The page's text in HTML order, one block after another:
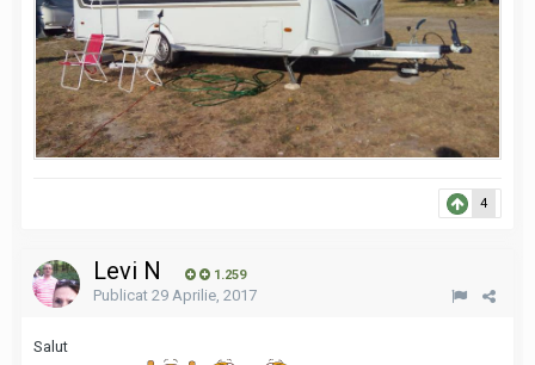
4
Levi N 1.259
Publicat 29 Aprilie, 2017
Salut